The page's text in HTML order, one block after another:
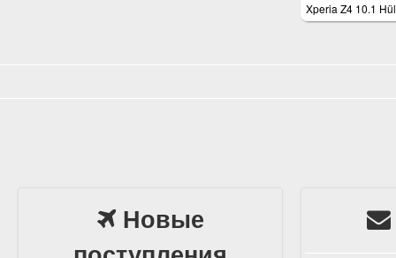
Xperia Z4 10.1
beleuchteter
Новые